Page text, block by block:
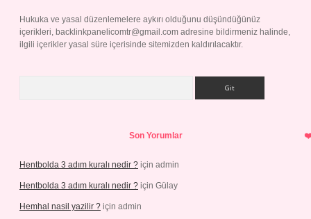
Hukuka ve yasal düzenlemelere aykırı olduğunu düşündüğünüz
içerikleri, backlinkpanelicomtr@gmail.com adresine bildirmeniz halinde,
ilgili içerikler yasal süre içerisinde sitemizden kaldırılacaktır.
Son Yorumlar
Hentbolda 3 adım kuralı nedir ? için admin
Hentbolda 3 adım kuralı nedir ? için Gülay
Hemhal nasil yazilir ? için admin